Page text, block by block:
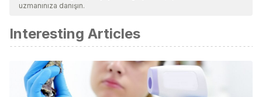
uzmanınıza danışın.
Interesting Articles